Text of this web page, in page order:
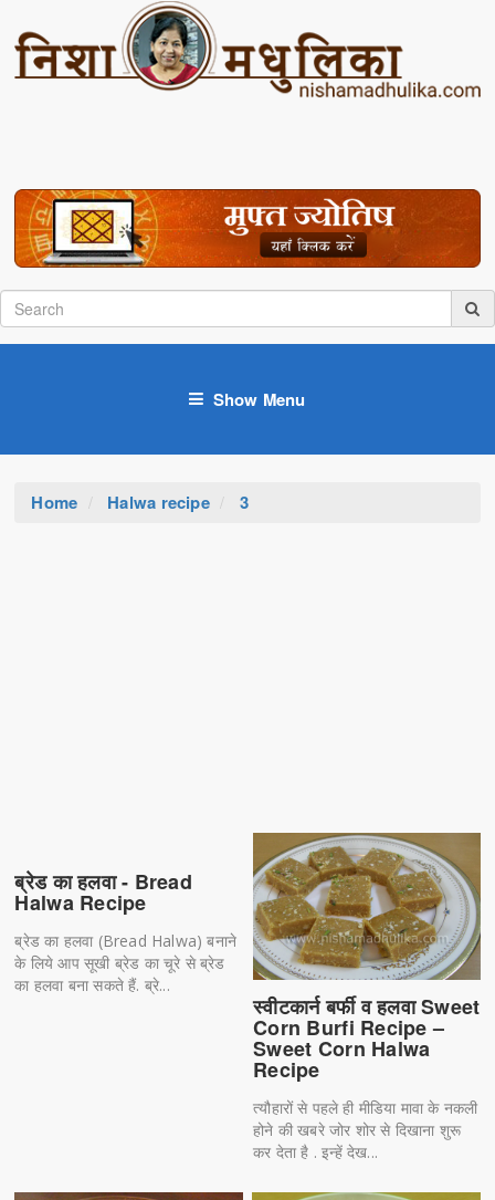
Show Menu
Home Halwa recipe 3
ब्रेड का हलवा - Bread
Halwa Recipe
ब्रेड का हलवा (Bread Halwa) बनाने
के लिये आप सूखी ब्रेड का चूरे से ब्रेड
का हलवा बना सकते हैं. ब्रे...
स्वीटकार्न बर्फी व हलवा Sweet
Corn Burfi Recipe –
Sweet Corn Halwa
Recipe
त्यौहारों से पहले ही मीडिया मावा के नकली
होने की खबरे जोर शोर से दिखाना शुरू
कर देता है . इन्हें देख...